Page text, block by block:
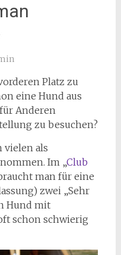
Platz zu
eine Hund aus
Anderen
zu besuchen?
vielen als
Im „Club
man für eine
zwei „Sehr
Hund mit
schon schwierig